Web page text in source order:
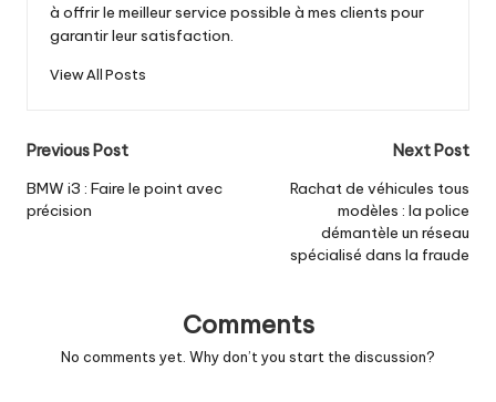
à offrir le meilleur service possible à mes clients pour
garantir leur satisfaction.
View All Posts
Post
navigation
Previous Post
BMW i3 : Faire le point avec
précision
Next Post
Rachat de véhicules tous
modèles : la police
démantèle un réseau
spécialisé dans la fraude
Comments
No comments yet. Why don’t you start the discussion?